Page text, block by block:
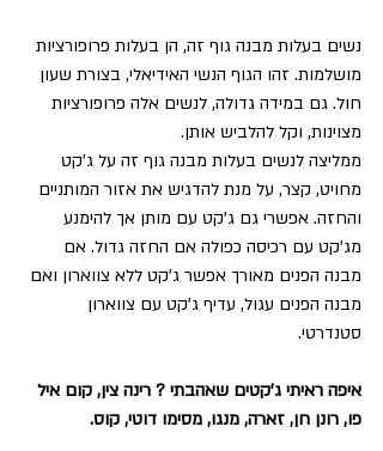
נשים בעלות מבנה גוף זה, הן בעלות פרופורציות
מושלמות. זהו הגוף הנשי האידיאלי, בצורת שעון
חול. גם במידה גדולה, לנשים אלה פרופורציות
מצוינות, וקל להלביש אותן.
ממליצה לנשים בעלות מבנה גוף זה על ג'קט
מחויט, קצר, על מנת להדגיש את אזור המותניים
והחזה. אפשרי גם ג'קט עם מותן אך להימנע
מג'קט עם רכיסה כפולה אם החזה גדול. אם
מבנה הפנים מאורך אפשר ג'קט ללא צווארון ואם
מבנה הפנים עגול, עדיף ג'קט עם צווארון
סטנדרטי.
איפה ראיתי ג'קטים שאהבתי ? רינה צין, קום איל
פו, רונן חן, זארה, מנגו, מסימו דוטי, קוס.